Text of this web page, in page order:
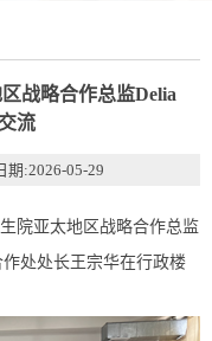
战略合作总监Delia
流
:2026-05-29
院亚太地区战略合作总监
处处长王宗华在行政楼